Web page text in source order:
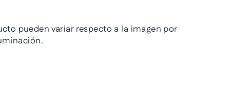
pueden variar respecto a la imagen por